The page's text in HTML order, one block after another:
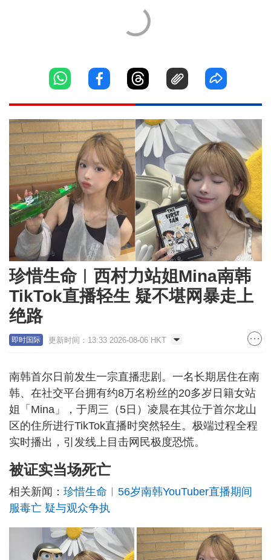
珍惜生命︱西村力站姐Mina南韩
TikTok直播轻生 疑不堪网暴走上
绝路
即时国际 更新时间：13:33 2026-08-06 HKT
南韩首尔日前发生一宗直播悲剧。一名长期居住在南
韩、在社交平台拥有约8万名粉丝的20多岁日籍女站
姐「Mina」，于周三（5日）凌晨在其位于首尔龙山
区的住所进行TikTok直播时突然轻生。极端过程全程
实时播出，引发线上目击网民极度恐慌。
被证实当场死亡
相关新闻： 珍惜生命︱56岁南韩YouTuber直播期间
服毒亡 疑与观众争执